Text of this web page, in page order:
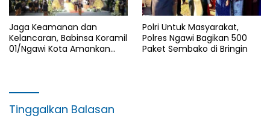
Jaga Keamanan dan
Kelancaran, Babinsa Koramil
01/Ngawi Kota Amankan
Polri Untuk Masyarakat,
Polres Ngawi Bagikan 500
Paket Sembako di Bringin
Tinggalkan Balasan